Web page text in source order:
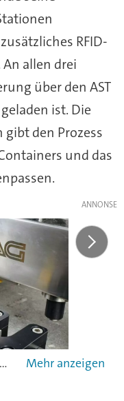
RFID-
allen drei
über den AST
ist. Die
gibt den Prozess
und das
Der induktive Koppler NIC versorgt den angebundenen Sensor mit Leistung und identifiziert über das IO-Link-Protokoll auch den eingesetzten Container.